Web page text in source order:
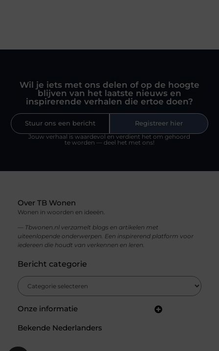
Wil je iets met ons delen of op de hoogte
blijven van het laatste nieuws en
inspirerende verhalen die ertoe doen?
Stuur ons een bericht
Registreer hier
Jouw verhaal is waardevol en verdient het om gehoord
te worden — deel het met ons!
Over TB Wonen
Wonen in woorden en ideeën.
— Tbwonen.nl verzamelt blogs en artikelen met
uiteenlopende onderwerpen. Een inspirerend platform voor
iedereen die houdt van verkennen en leren.
Bericht categorie
Onze informatie
Bekende Nederlanders